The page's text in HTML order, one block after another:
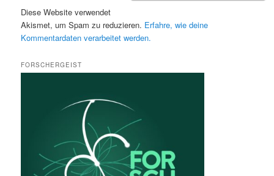
Diese Website verwendet
Akismet, um Spam zu reduzieren. Erfahre, wie deine
Kommentardaten verarbeitet werden.
FORSCHERGEIST